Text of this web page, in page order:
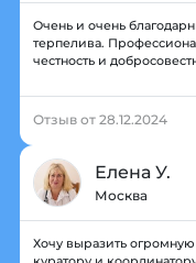
Очень и очень
терпелива.
честность и
Отзыв от 28.12.2024
Елена У.
Москва
Хочу выразить